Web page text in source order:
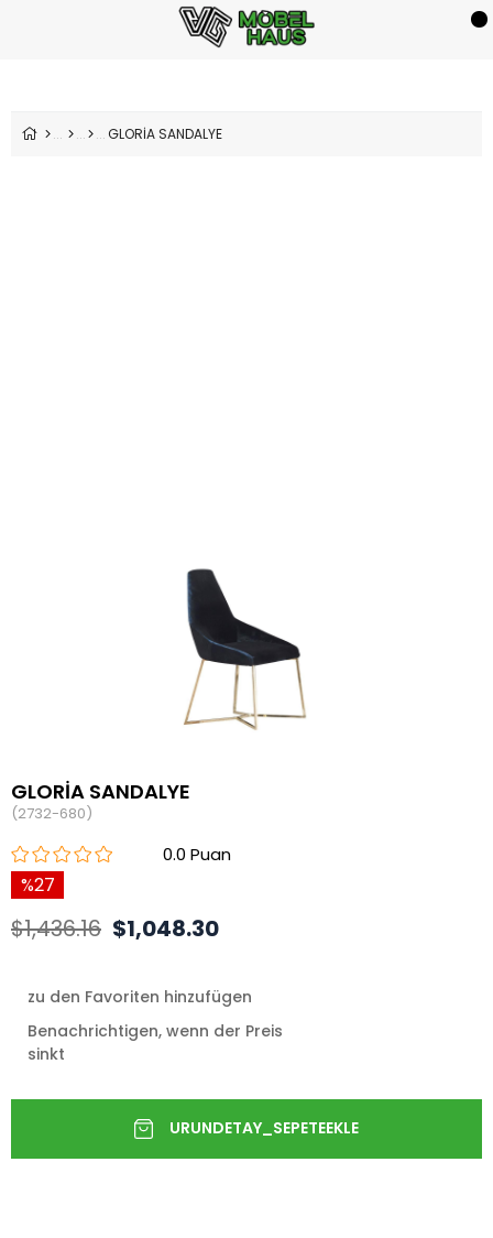
GLORİA SANDALYE
GLORİA SANDALYE
(2732-680)
0.0
27
$1,436.16 $1,048.30
zu den Favoriten hinzufügen
Benachrichtigen, wenn der Preis
sinkt